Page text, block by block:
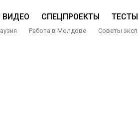
ВИДЕО СПЕЦПРОЕКТЫ ТЕСТЫ
Работа в Молдове Советы